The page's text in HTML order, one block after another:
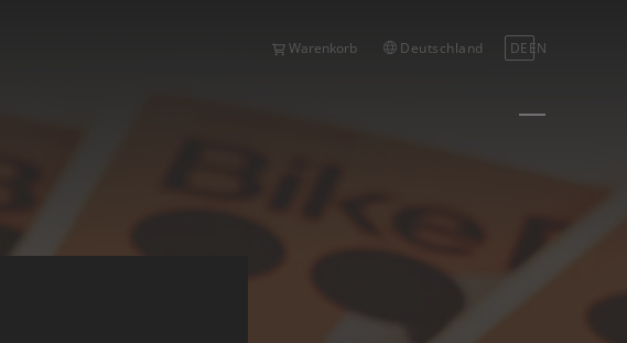
Warenkorb Deutschland DEEN